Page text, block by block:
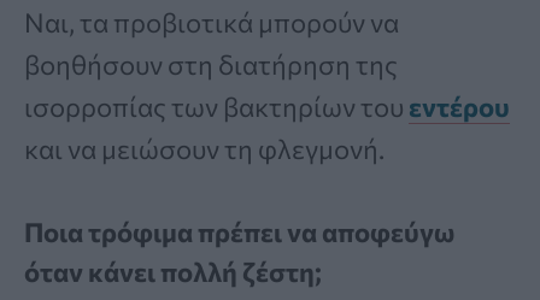
Ναι, τα προβιοτικά μπορούν να
βοηθήσουν στη διατήρηση της
ισορροπίας των βακτηρίων του εντέρου
και να μειώσουν τη φλεγμονή.
Ποια τρόφιμα πρέπει να αποφεύγω
όταν κάνει πολλή ζέστη;